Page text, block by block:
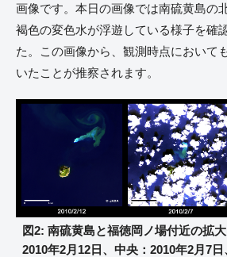
画像です。本日の画像では南硫黄島の
褐色の変色水が浮遊している様子を確
た。この画像から、観測時点において
いたことが推察されます。
図2: 南硫黄島と福徳岡ノ場付近の拡
2010年2月12日、中央：2010年2月7